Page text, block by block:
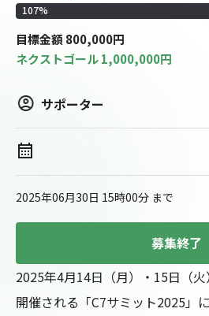
107%
目標金額 800,000円
ネクストゴール1,000,000円
サポーター
2025年06月30日 15時00分 まで
募集終了
2025年4月14日（月）・15日（
開催される「C7サミット2025」